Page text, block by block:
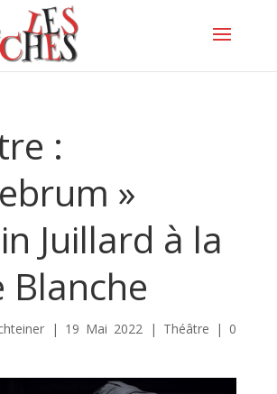
:
»
Juillard à la
Blanche
| 19 Mai 2022 | Théâtre | 0